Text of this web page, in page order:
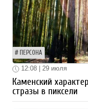
ПЕРСОНА
12:08 | 29 июля
Каменский
стразы в пиксели